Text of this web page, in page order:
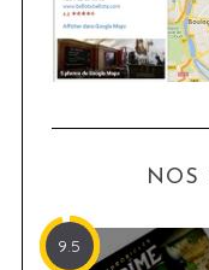
NOS
9.5